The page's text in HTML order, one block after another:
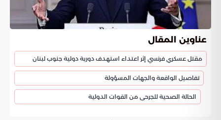
عناوين المقال
مقتل عسكري فرنسي إثر اعتداء استهدف دورية دولية جنوب لبنان
تفاصيل الواقعة والجهات المسؤولة
الحالة الصحية للجرحى من القوات الدولية